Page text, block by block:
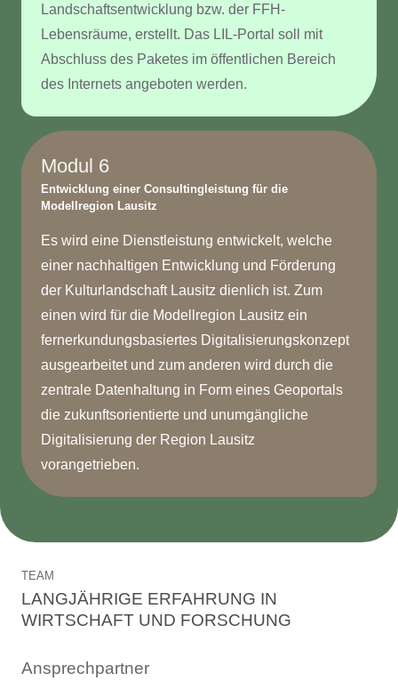
Landschaftsentwicklung bzw. der FFH-
Lebensräume, erstellt. Das LIL-Portal soll mit
Abschluss des Paketes im öffentlichen Bereich
des Internets angeboten werden.
Modul 6
Entwicklung einer Consultingleistung für die
Modellregion Lausitz
Es wird eine Dienstleistung entwickelt, welche
einer nachhaltigen Entwicklung und Förderung
der Kulturlandschaft Lausitz dienlich ist. Zum
einen wird für die Modellregion Lausitz ein
fernerkundungsbasiertes Digitalisierungskonzept
ausgearbeitet und zum anderen wird durch die
zentrale Datenhaltung in Form eines Geoportals
die zukunftsorientierte und unumgängliche
Digitalisierung der Region Lausitz
vorangetrieben.
TEAM
LANGJÄHRIGE ERFAHRUNG IN
WIRTSCHAFT UND FORSCHUNG
Ansprechpartner